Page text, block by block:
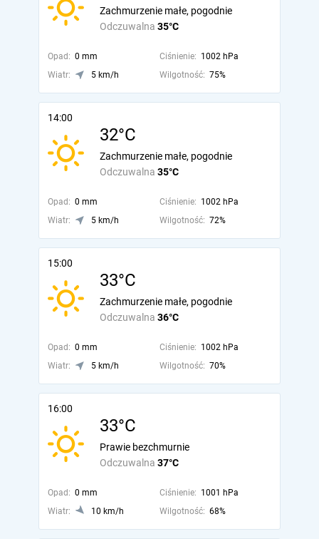
Odczuwalna 35°C
Zachmurzenie małe, pogodnie
Opad: 0 mm Ciśnienie: 1002 hPa
Wiatr:
5 km/h Wilgotność: 75%
14:00
32°C
Odczuwalna 35°C
Zachmurzenie małe, pogodnie
Opad: 0 mm Ciśnienie: 1002 hPa
Wiatr:
5 km/h Wilgotność: 72%
15:00
33°C
Odczuwalna 36°C
Zachmurzenie małe, pogodnie
Opad: 0 mm Ciśnienie: 1002 hPa
Wiatr:
5 km/h Wilgotność: 70%
16:00
33°C
Odczuwalna 37°C
Prawie bezchmurnie
Opad: 0 mm Ciśnienie: 1001 hPa
Wiatr:
10 km/h Wilgotność: 68%